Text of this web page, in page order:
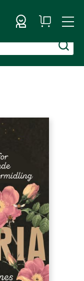
Sign In
My
Cart